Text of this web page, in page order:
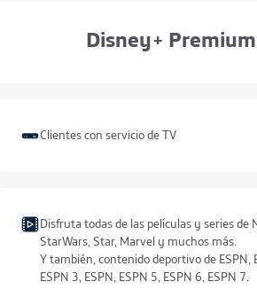
Disney+ Premium
Clientes con servicio de TV
Disfruta todas de las películas y series de
StarWars, Star, Marvel y muchos más.
Y también, contenido deportivo de ESPN,
ESPN 3, ESPN, ESPN 5, ESPN 6, ESPN 7.